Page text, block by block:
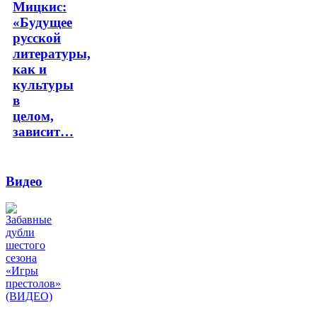
Мицкис:
«Будущее
русской
литературы,
как и
культуры
в
целом,
зависит…
Видео